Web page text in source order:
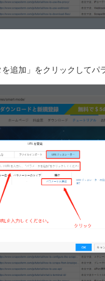
追加」をクリックしてパ